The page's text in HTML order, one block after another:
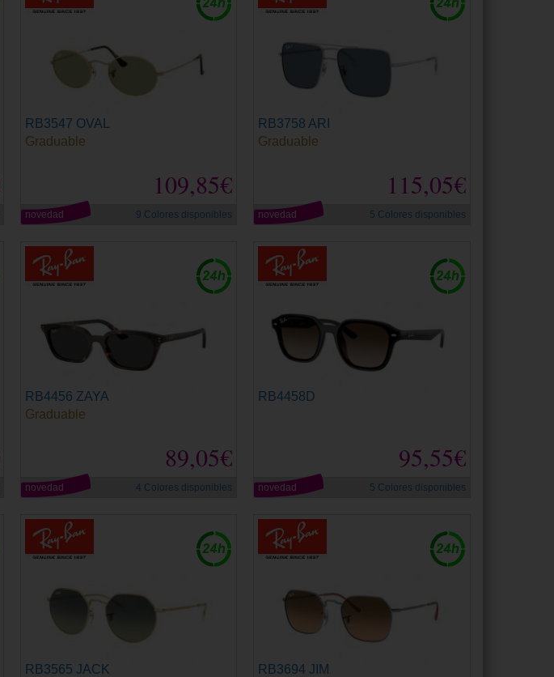
RB3547 OVAL
109,85€
Graduable
novedad 9 Colores disponibles
RB3758 ARI
115,05€
Graduable
novedad 5 Colores disponibles
RB4456 ZAYA
89,05€
Graduable
novedad 4 Colores disponibles
RB4458D
95,55€
novedad 5 Colores disponibles
RB3565 JACK RB3694 JIM